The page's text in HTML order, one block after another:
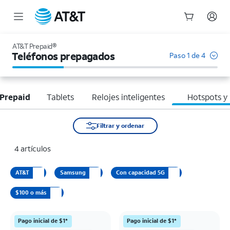
AT&T Prepaid®
Teléfonos prepagados Paso 1 de 4
Tablets Relojes inteligentes Hotspots y
Filtrar y ordenar
4 artículos
AT&T Samsung Con capacidad 5G
$100 o más
Pago inicial de $1* Pago inicial de $1*